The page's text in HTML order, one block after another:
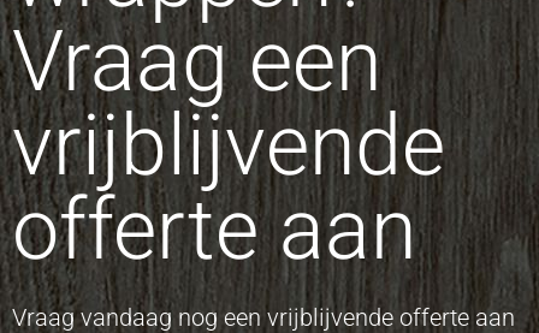
Vraag een
vrijblijvende
offerte aan
Vraag vandaag nog een vrijblijvende offerte aan